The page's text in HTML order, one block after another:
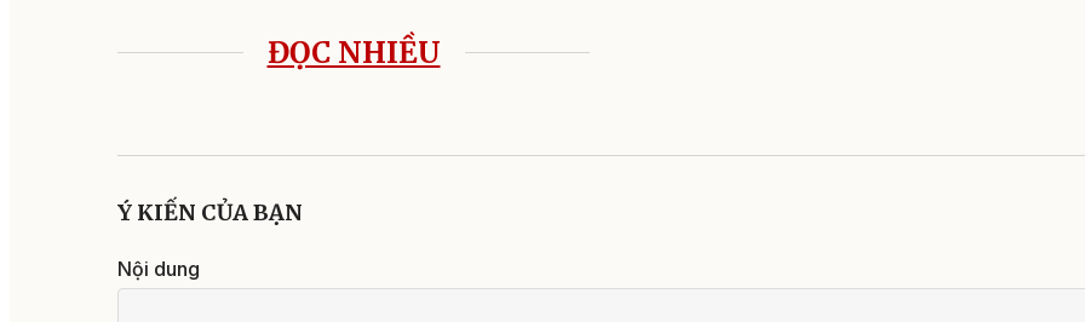
ĐỌC NHIỀU
Ý KIẾN CỦA BẠN
Nội dung